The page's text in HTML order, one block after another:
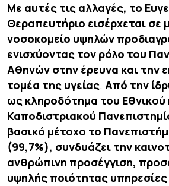
Με αυτές τις αλλαγές, το
Θεραπευτήριο εισέρχεται σε
νοσοκομείο υψηλών
ενισχύοντας τον ρόλο του
Αθηνών στην έρευνα και την
τομέα της υγείας. Από την
ως κληροδότημα του Εθνικού
Καποδιστριακού
βασικό μέτοχο το
(99,7%), συνδυάζει την
ανθρώπινη προσέγγιση,
υψηλής ποιότητας υπηρεσίες